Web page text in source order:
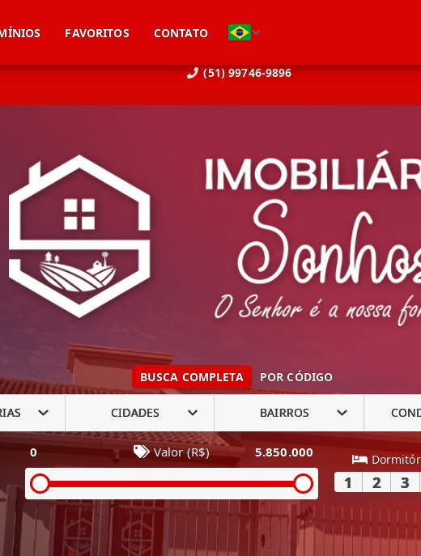
(51) 99746-9896
FAVORITOS CONTATO
BUSCA COMPLETA POR CÓDIGO
CIDADES BAIRROS
0 Valor (R$) 5.850.000
1 2 3